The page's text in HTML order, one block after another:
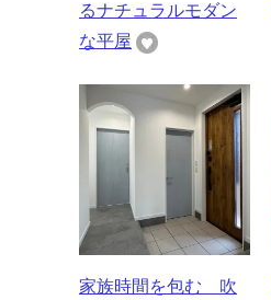
るナチュラルモダン
な平屋
家族時間を包む 吹